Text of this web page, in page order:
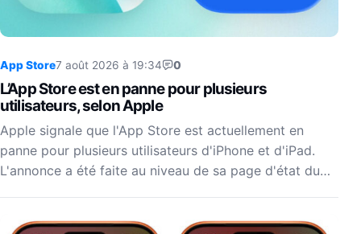
App Store7 août 2026 à 19:34 0
L’App Store est en panne pour plusieurs
utilisateurs, selon Apple
Apple signale que l'App Store est actuellement en
panne pour plusieurs utilisateurs d'iPhone et d'iPad.
L'annonce a été faite au niveau de sa page d'état du…